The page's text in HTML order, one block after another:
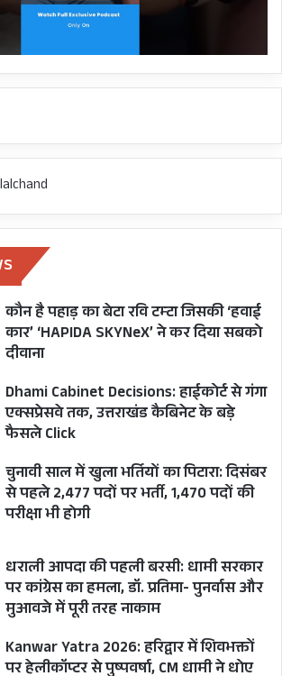
PANCHUR GAON
UP CM YOGI ADITYANATH
YAMKESHWAR
YOGI ADITYANATH
कौन है पहाड़ का बेटा रवि टम्टा जिसकी ‘हवाई
कार’ ‘HAPIDA SKYNeX’ ने कर दिया सबको
दीवाना
Dhami Cabinet Decisions: हाईकोर्ट से गंगा
एक्सप्रेसवे तक, उत्तराखंड कैबिनेट के बड़े
फैसले Click
चुनावी साल में खुला भर्तियों का पिटारा: दिसंबर
से पहले 2,477 पदों पर भर्ती, 1,470 पदों की
परीक्षा भी होगी
धराली आपदा की पहली बरसी: धामी सरकार
पर कांग्रेस का हमला, डॉ. प्रतिमा- पुनर्वास और
मुआवजे में पूरी तरह नाकाम
Kanwar Yatra 2026: हरिद्वार में शिवभक्तों
पर हेलीकॉप्टर से पुष्पवर्षा, CM धामी ने धोए